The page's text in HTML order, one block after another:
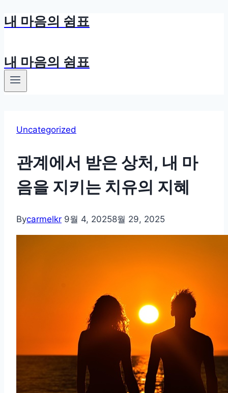
Skip
내 마음의 쉼표
내 마음의 쉼표
Uncategorized
관계에서 받은 상처, 내 마
음을 지키는 치유의 지혜
Bycarmelkr 9월 4, 20258월 29, 2025